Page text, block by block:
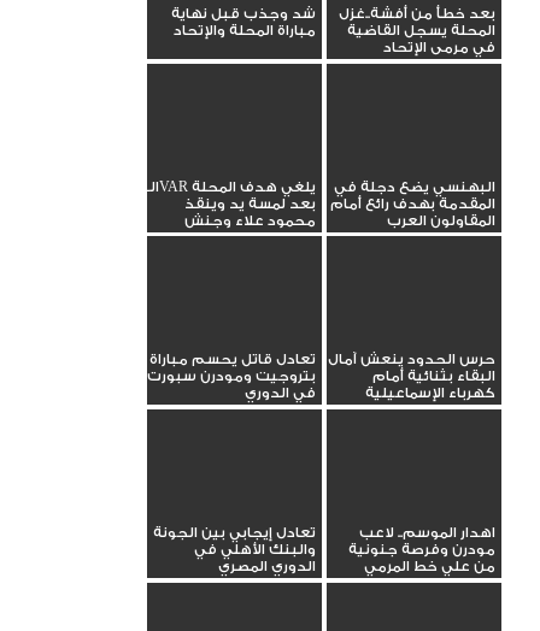
بعد خطأ من أفشة..غزل
المحلة يسجل القاضية
في مرمى الإتحاد
شد وجذب قبل نهاية
مباراة المحلة والإتحاد
البهنسي يضع دجلة في
المقدمة بهدف رائع أمام
المقاولون العرب
الـVAR يلغي هدف المحلة
بعد لمسة يد وينقذ
محمود علاء وجنش
حرس الحدود ينعش آمال
البقاء بثنائية أمام
كهرباء الإسماعيلية
تعادل قاتل يحسم مباراة
بتروجيت ومودرن سبورت
في الدوري
اهدار الموسم.. لاعب
مودرن وفرصة جنونية
من علي خط المرمي
تعادل إيجابي بين الجونة
والبنك الأهلي في
الدوري المصري